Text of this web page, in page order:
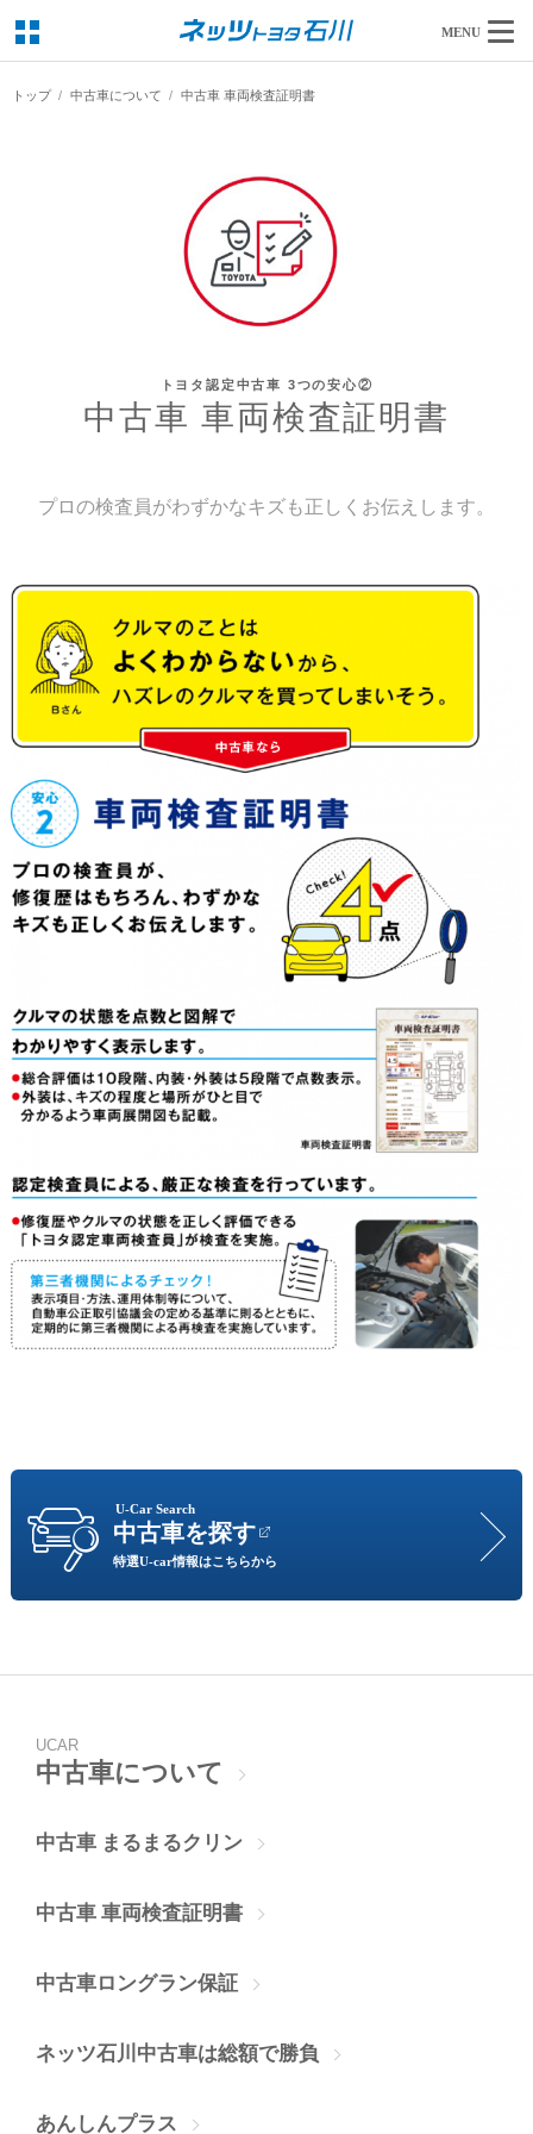
MENU
トップ 中古車について 中古車 車両検査証明書
トヨタ認定中古車 3つの安心②
中古車 車両検査証明書
プロの検査員がわずかなキズも正しくお伝えします。
U-Car Search
中古車を探す
特選U-car情報はこちらから
UCAR
中古車について
中古車 まるまるクリン
中古車 車両検査証明書
中古車ロングラン保証
ネッツ石川中古車は総額で勝負
あんしんプラス